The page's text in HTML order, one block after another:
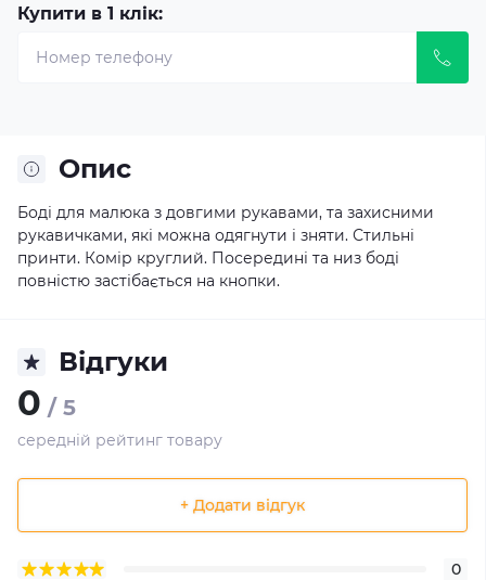
Купити в 1 клік:
Опис
Боді для малюка з довгими рукавами, та захисними
рукавичками, які можна одягнути і зняти. Стильні
принти. Комір круглий. Посередині та низ боді
повністю застібається на кнопки.
Відгуки
0 / 5
середній рейтинг товару
+ Додати відгук
0